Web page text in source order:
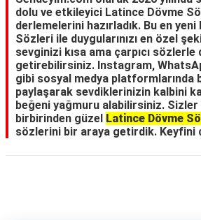
YERLER
BLOG
dolu ve etkileyici Latince Dövme
derlemelerini hazırladık. Bu en
Sözleri ile duygularınızı en özel
sevginizi kısa ama çarpıcı sözlerle
getirebilirsiniz. Instagram,
gibi sosyal medya platformlarında
paylaşarak sevdiklerinizin kalbini
beğeni yağmuru alabilirsiniz. Sizler
birbirinden güzel Latince Dövme
sözlerini bir araya getirdik. Keyfini